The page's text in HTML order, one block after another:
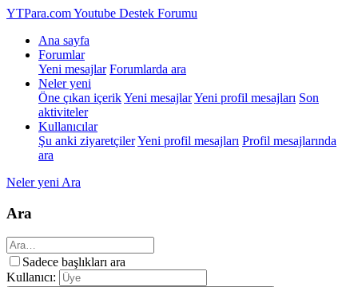
YTPara.comYoutube Destek Forumu
Ana sayfa
Forumlar
Yeni mesajlar Forumlarda ara
Neler yeni
Öne çıkan içerikYeni mesajlarYeni profil mesajları Son
aktiviteler
Kullanıcılar
Şu anki ziyaretçilerYeni profil mesajları Profil mesajlarında
ara
Neler yeni Ara
Ara
Sadece başlıkları ara
Kullanıcı: